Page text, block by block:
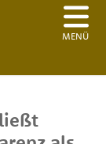
MENÜ